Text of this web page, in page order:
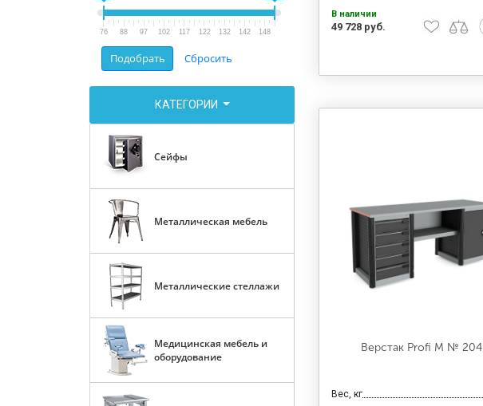
76 88 97 102 117 122 132 142 148
КАТЕГОРИИ
Сейфы
Металлическая мебель
Металлические стеллажи
Медицинская мебель и
оборудование
В наличии
49 728 руб.
Верстак Profi M № 204
Вес, кг